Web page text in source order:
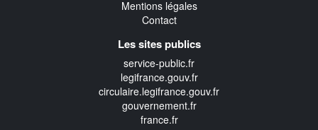
Mentions légales
Contact
Les sites publics
service-public.fr
legifrance.gouv.fr
circulaire.legifrance.gouv.fr
gouvernement.fr
france.fr